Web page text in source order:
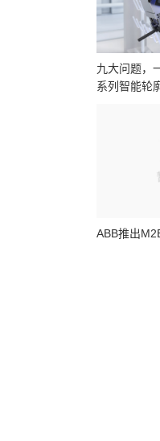
九大问题，
系列智能轮
ABB推出